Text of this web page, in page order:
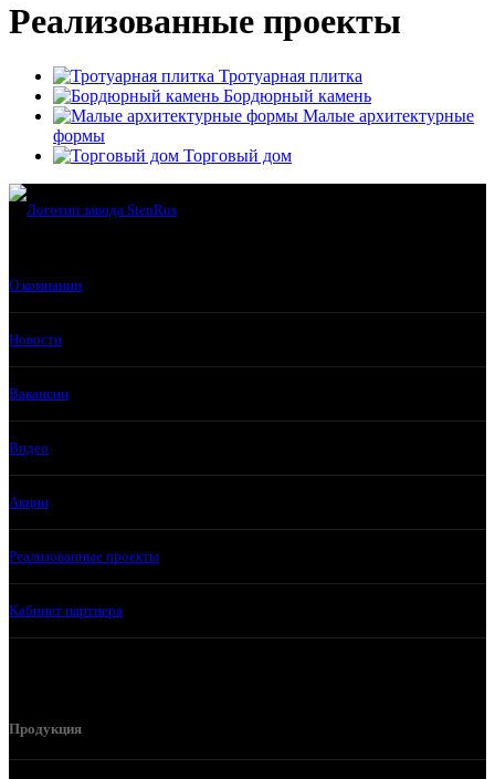
Реализованные проекты
Тротуарная плитка
Бордюрный камень
Малые архитектурные
формы
Торговый дом
О компании
Новости
Вакансии
Видео
Акции
Реализованные проекты
Кабинет партнера
Продукция